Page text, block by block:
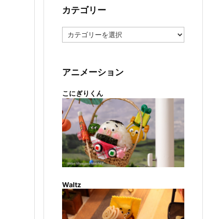
カテゴリー
テ
ー
アニメーション
こにぎりくん
Waltz